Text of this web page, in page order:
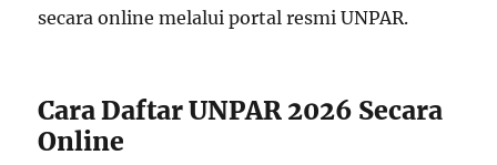
secara online melalui portal resmi UNPAR.
Cara Daftar UNPAR 2026 Secara
Online